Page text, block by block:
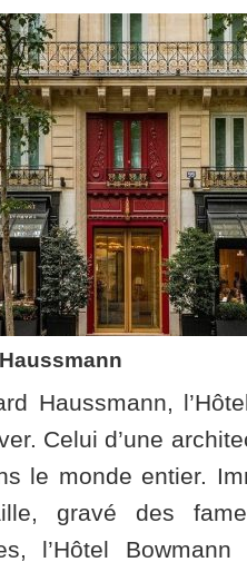
Haussmann,
Celui d’une
le monde entier.
gravé des
l’Hôtel